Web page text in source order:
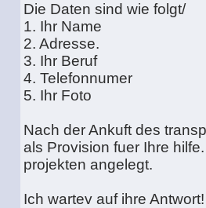
Die Daten sind wie folgt/
1. Ihr Name
2. Adresse.
3. Ihr Beruf
4. Telefonnumer
5. Ihr Foto
Nach der Ankuft des
als Provision fuer Ihre
projekten angelegt.
Ich wartev auf ihre Antwort!